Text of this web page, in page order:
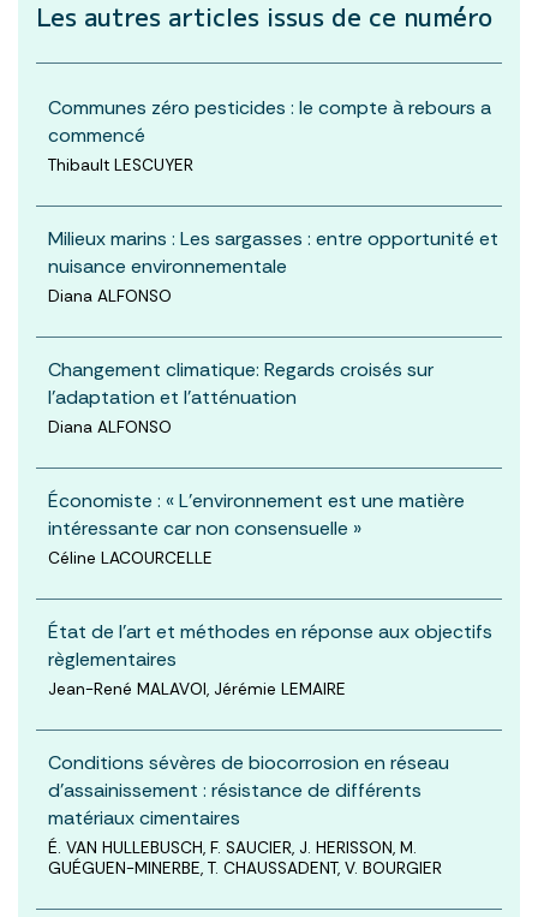
Les autres articles issus de ce numéro
Communes zéro pesticides : le compte à rebours a
commencé
Thibault LESCUYER
Milieux marins : Les sargasses : entre opportunité et
nuisance environnementale
Diana ALFONSO
Changement climatique: Regards croisés sur
l’adaptation et l’atténuation
Diana ALFONSO
Économiste : « L’environnement est une matière
intéressante car non consensuelle »
Céline LACOURCELLE
État de l’art et méthodes en réponse aux objectifs
règlementaires
Jean-René MALAVOI, Jérémie LEMAIRE
Conditions sévères de biocorrosion en réseau
d’assainissement : résistance de différents
matériaux cimentaires
É. VAN HULLEBUSCH, F. SAUCIER, J. HERISSON, M.
GUÉGUEN-MINERBE, T. CHAUSSADENT, V. BOURGIER